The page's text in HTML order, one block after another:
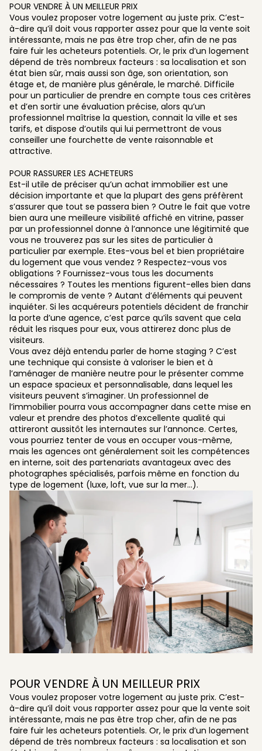
POUR VENDRE À UN MEILLEUR PRIX
Vous voulez proposer votre logement au juste prix. C’est-
à-dire qu’il doit vous rapporter assez pour que la vente soit
intéressante, mais ne pas être trop cher, afin de ne pas
faire fuir les acheteurs potentiels. Or, le prix d’un logement
dépend de très nombreux facteurs : sa localisation et son
état bien sûr, mais aussi son âge, son orientation, son
étage et, de manière plus générale, le marché. Difficile
pour un particulier de prendre en compte tous ces critères
et d’en sortir une évaluation précise, alors qu’un
professionnel maîtrise la question, connait la ville et ses
tarifs, et dispose d’outils qui lui permettront de vous
conseiller une fourchette de vente raisonnable et
attractive.
POUR RASSURER LES ACHETEURS
Est-il utile de préciser qu’un achat immobilier est une
décision importante et que la plupart des gens préfèrent
s’assurer que tout se passera bien ? Outre le fait que votre
bien aura une meilleure visibilité affiché en vitrine, passer
par un professionnel donne à l’annonce une légitimité que
vous ne trouverez pas sur les sites de particulier à
particulier par exemple. Etes-vous bel et bien propriétaire
du logement que vous vendez ? Respectez-vous vos
obligations ? Fournissez-vous tous les documents
nécessaires ? Toutes les mentions figurent-elles bien dans
le compromis de vente ? Autant d’éléments qui peuvent
inquiéter. Si les acquéreurs potentiels décident de franchir
la porte d’une agence, c’est parce qu’ils savent que cela
réduit les risques pour eux, vous attirerez donc plus de
visiteurs.
Vous avez déjà entendu parler de home staging ? C’est
une technique qui consiste à valoriser le bien et à
l’aménager de manière neutre pour le présenter comme
un espace spacieux et personnalisable, dans lequel les
visiteurs peuvent s’imaginer. Un professionnel de
l’immobilier pourra vous accompagner dans cette mise en
valeur et prendre des photos d’excellente qualité qui
attireront aussitôt les internautes sur l’annonce. Certes,
vous pourriez tenter de vous en occuper vous-même,
mais les agences ont généralement soit les compétences
en interne, soit des partenariats avantageux avec des
photographes spécialisés, parfois même en fonction du
type de logement (luxe, loft, vue sur la mer…).
POUR VENDRE À UN MEILLEUR PRIX
Vous voulez proposer votre logement au juste prix. C’est-
à-dire qu’il doit vous rapporter assez pour que la vente soit
intéressante, mais ne pas être trop cher, afin de ne pas
faire fuir les acheteurs potentiels. Or, le prix d’un logement
dépend de très nombreux facteurs : sa localisation et son